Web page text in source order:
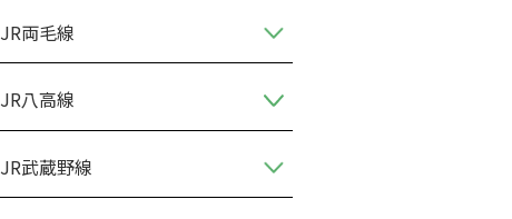
JR両毛線
JR八高線
JR武蔵野線